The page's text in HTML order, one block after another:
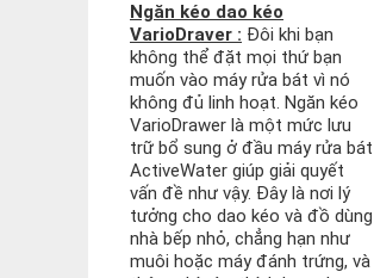
Ngăn kéo dao kéo
VarioDraver : Đôi khi bạn
không thể đặt mọi thứ bạn
muốn vào máy rửa bát vì nó
không đủ linh hoạt. Ngăn kéo
VarioDrawer là một mức lưu
trữ bổ sung ở đầu máy rửa bát
ActiveWater giúp giải quyết
vấn đề như vậy. Đây là nơi lý
tưởng cho dao kéo và đồ dùng
nhà bếp nhỏ, chẳng hạn như
muôi hoặc máy đánh trứng, và